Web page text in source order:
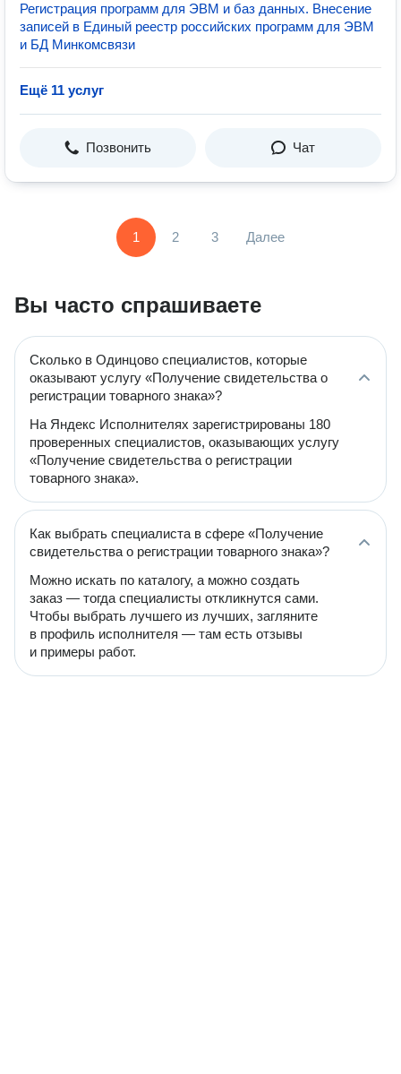
Регистрация программ для ЭВМ и баз данных. Внесение
записей в Единый реестр российских программ для ЭВМ
и БД Минкомсвязи
Ещё 11 услуг
Позвонить Чат
1 2 3 Далее
Вы часто спрашиваете
Сколько в Одинцово специалистов, которые
оказывают услугу «Получение свидетельства о
регистрации товарного знака»?
На Яндекс Исполнителях зарегистрированы 180
проверенных специалистов, оказывающих услугу
«Получение свидетельства о регистрации
товарного знака».
Как выбрать специалиста в сфере «Получение
свидетельства о регистрации товарного знака»?
Можно искать по каталогу, а можно создать
заказ — тогда специалисты откликнутся сами.
Чтобы выбрать лучшего из лучших, загляните
в профиль исполнителя — там есть отзывы
и примеры работ.